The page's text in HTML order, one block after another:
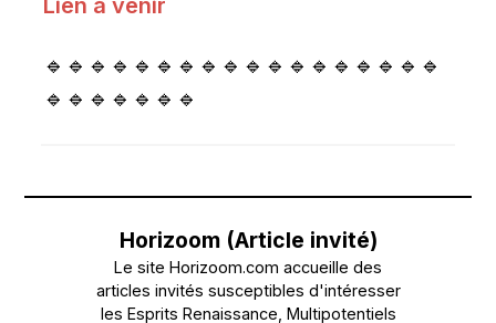
Lien à venir
🔹🔹🔹🔹🔹🔹🔹🔹🔹🔹🔹🔹🔹🔹🔹🔹🔹🔹
🔹🔹🔹🔹🔹🔹🔹
Horizoom (Article invité)
Le site Horizoom.com accueille des
articles invités susceptibles d'intéresser
les Esprits Renaissance, Multipotentiels